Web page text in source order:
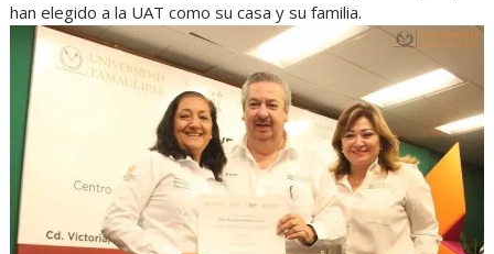
han elegido a la UAT como su casa y su familia.